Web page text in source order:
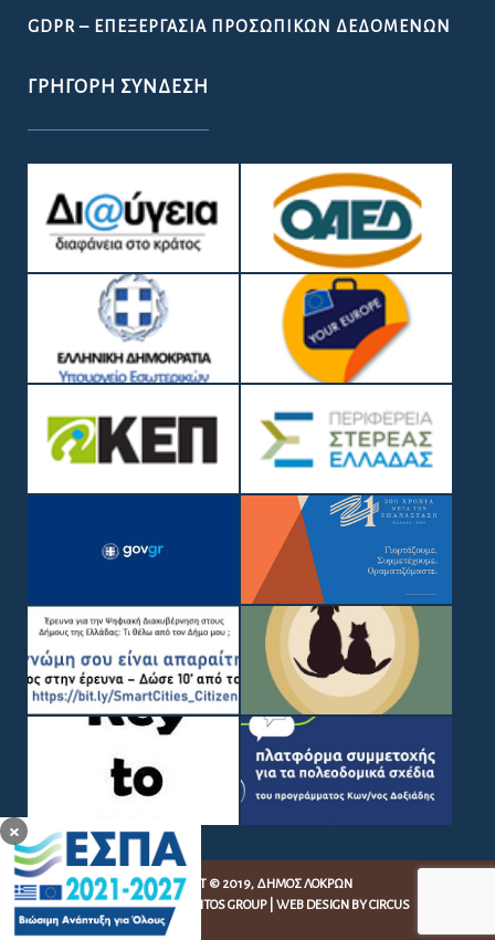
×
GDPR – ΕΠΕΞΕΡΓΑΣΙΑ ΠΡΟΣΩΠΙΚΩΝ ΔΕΔΟΜΕΝΩΝ
ΓΡΉΓΟΡΗ ΣΎΝΔΕΣΗ
COPYRIGHT © 2019, ΔΉΜΟΣ ΛΟΚΡΏΝ
WEB DEVELOPMENT BY
EGRITOS GROUP| WEB DESIGN BY CIRCUS
DESIGN STUDIO